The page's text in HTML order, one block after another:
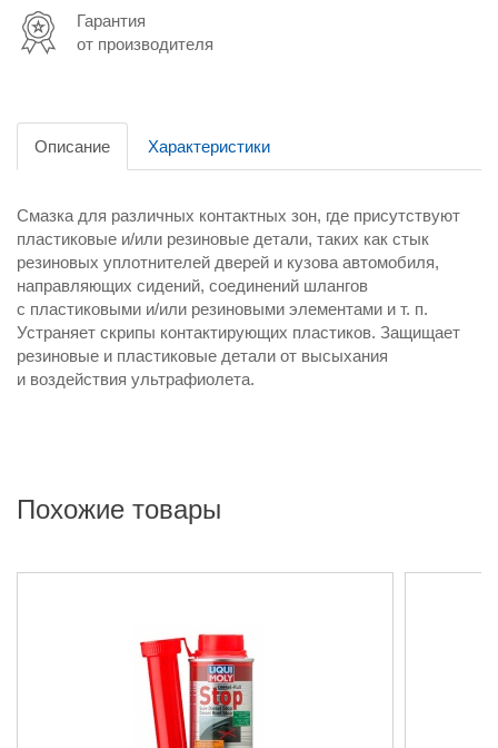
Гарантия
от производителя
Описание Характеристики
Смазка для различных контактных зон, где присутствуют
пластиковые и/или резиновые детали, таких как стык
резиновых уплотнителей дверей и кузова автомобиля,
направляющих сидений, соединений шлангов
с пластиковыми и/или резиновыми элементами и т. п.
Устраняет скрипы контактирующих пластиков. Защищает
резиновые и пластиковые детали от высыхания
и воздействия ультрафиолета.
Похожие товары